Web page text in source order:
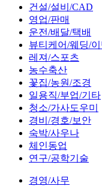
건설/설비/CAD
영업/판매
운전/배달/택배
뷰티케어/웨딩/이
레져/스포츠
농수축산
꽃집/농원/조경
일용직/부업/기타
청소/가사도우미
경비/경호/보안
숙박/사우나
체인동업
연구/공학기술
경영/사무